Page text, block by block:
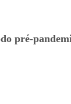
pré-